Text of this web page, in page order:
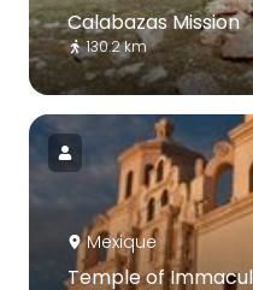
Calabazas Mission
130.2 km
Mexique
Temple of